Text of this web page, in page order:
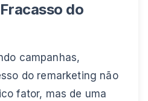
do
campanhas,
do remarketing não
fator, mas de uma